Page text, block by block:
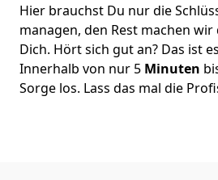
Hier brauchst Du nur die
managen, den Rest machen
Dich. Hört sich gut an? Das ist
Innerhalb von nur 5 Minuten
Sorge los. Lass das mal die